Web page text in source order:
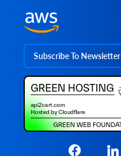
Subscribe To Newsletter